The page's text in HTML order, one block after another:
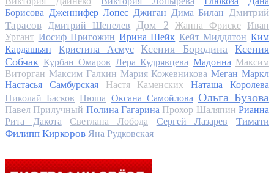
Борисова Дженнифер Лопес Джиган Дима Билан Дмитрий
Тарасов
Дмитрий Шепелев Дом 2 Жанна Фриске
Иван
Ургант Иосиф Пригожин Ирина Шейк Кейт Миддлтон Ким
Кардашьян
Кристина Асмус Ксения Бородина
Ксения
Собчак Курбан Омаров Лера Кудрявцева Мадонна Максим
Виторган Максим Галкин Мария Кожевникова Меган Маркл
Настасья Самбурская
Настя Каменских
Наташа Королева
Николай Басков Нюша Оксана Самойлова Ольга Бузова
Павел Прилучный Полина Гагарина Прохор Шаляпин Рианна
Рита Дакота
Светлана Лобода Сергей Лазарев
Тимати
Филипп Киркоров Яна Рудковская